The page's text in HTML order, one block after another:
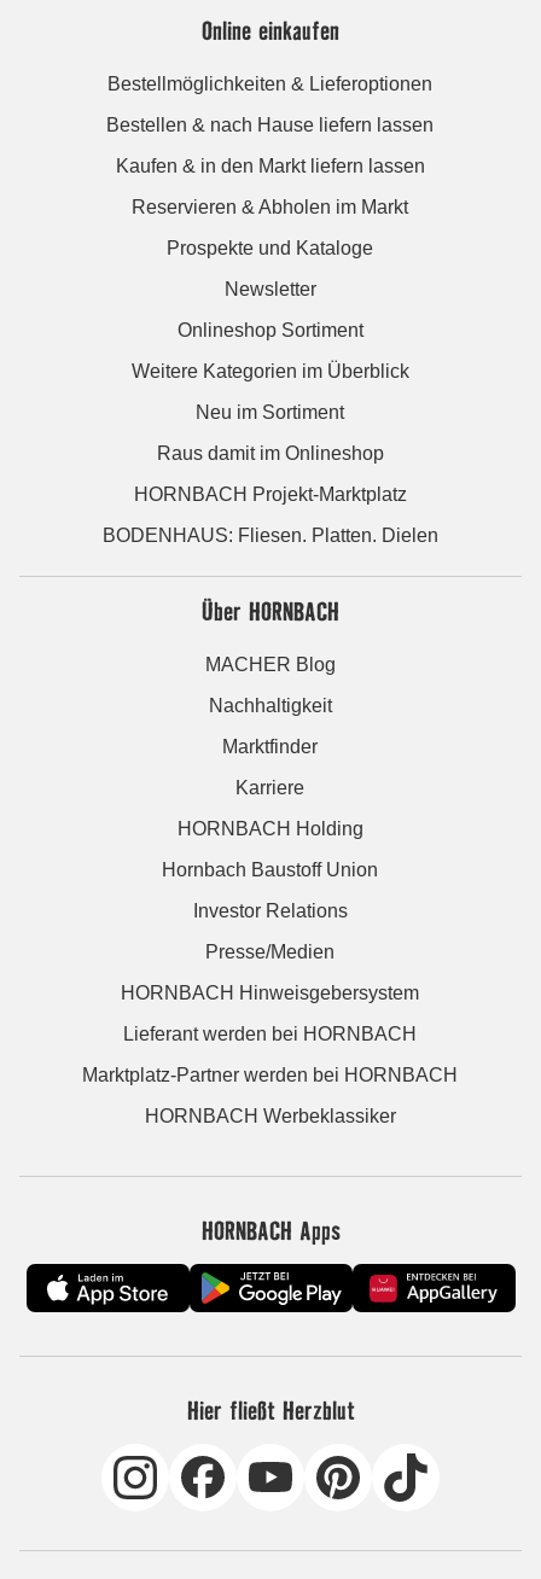
Online einkaufen
Bestellmöglichkeiten & Lieferoptionen
Bestellen & nach Hause liefern lassen
Kaufen & in den Markt liefern lassen
Reservieren & Abholen im Markt
Prospekte und Kataloge
Newsletter
Onlineshop Sortiment
Weitere Kategorien im Überblick
Neu im Sortiment
Raus damit im Onlineshop
HORNBACH Projekt-Marktplatz
BODENHAUS: Fliesen. Platten. Dielen
Über HORNBACH
MACHER Blog
Nachhaltigkeit
Marktfinder
Karriere
HORNBACH Holding
Hornbach Baustoff Union
Investor Relations
Presse/Medien
HORNBACH Hinweisgebersystem
Lieferant werden bei HORNBACH
Marktplatz-Partner werden bei HORNBACH
HORNBACH Werbeklassiker
HORNBACH Apps
Hier fließt Herzblut